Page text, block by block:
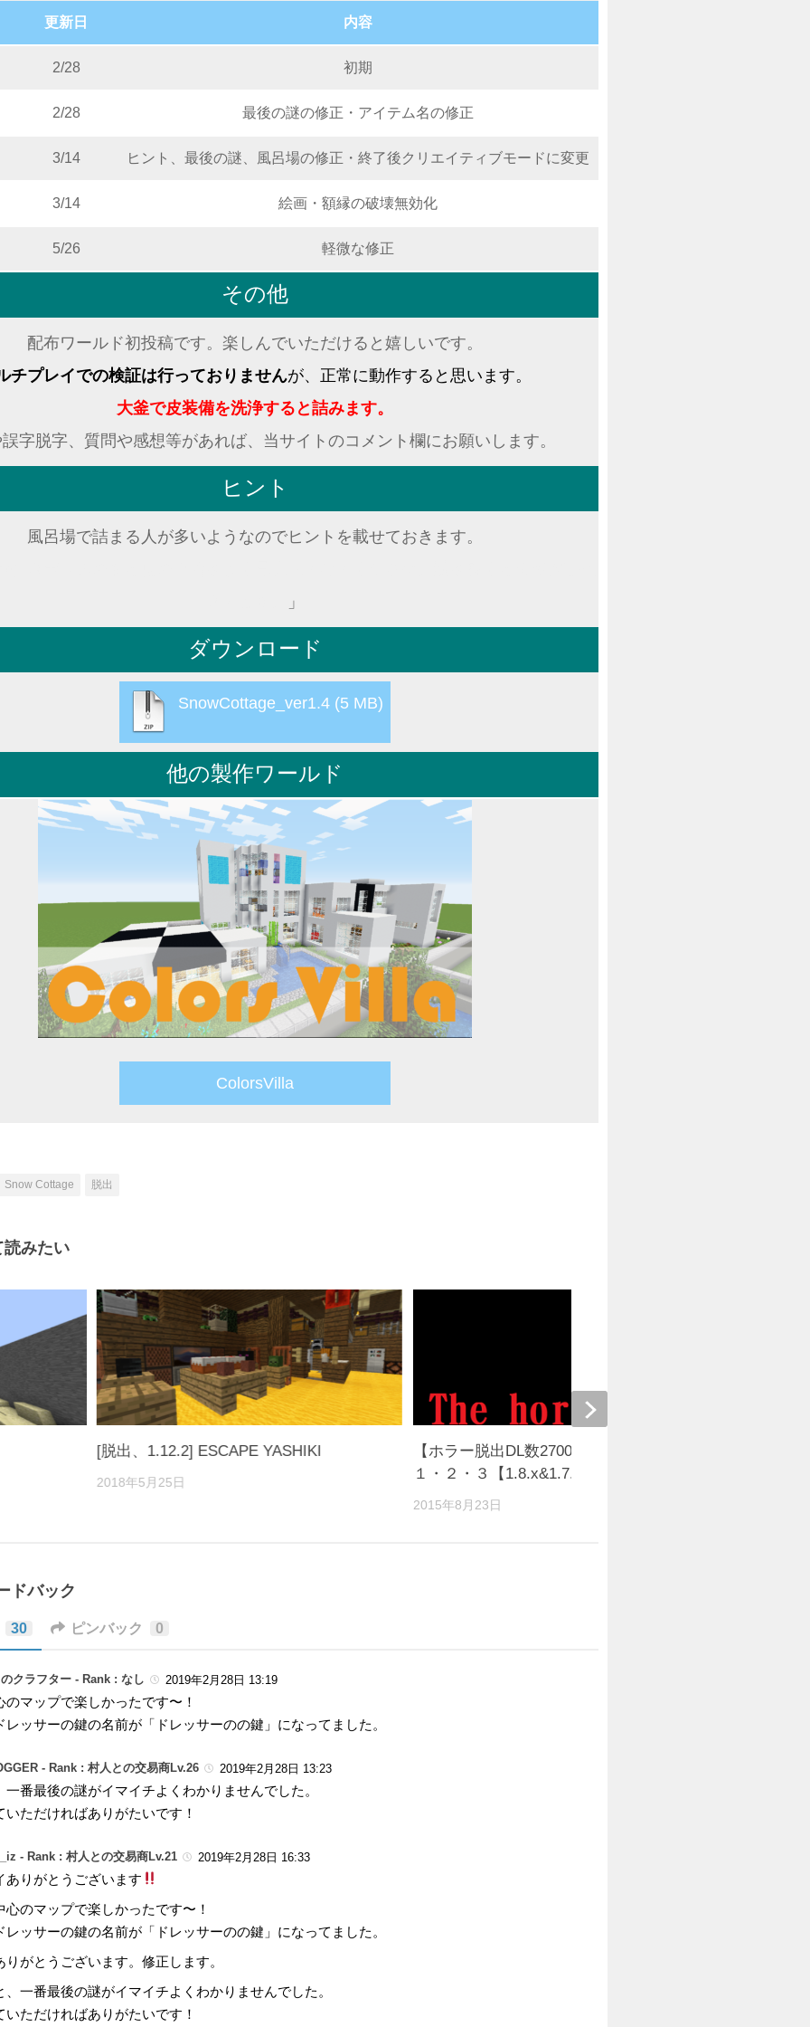
更新日 内容
2/28 初期
2/28 最後の謎の修正・アイテム名の修正
3/14 ヒント、最後の謎、風呂場の修正・終了後クリエイティブモードに変更
3/14 絵画・額縁の破壊無効化
5/26 軽微な修正
その他
配布ワールド初投稿です。楽しんでいただけると嬉しいです。
チプレイでの検証は行っておりませんが、正常に動作すると思います。
大釜で皮装備を洗浄すると詰みます。
字脱字、質問や感想等があれば、当サイトのコメント欄にお願いします。
ヒント
風呂場で詰まる人が多いようなのでヒントを載せておきます。
」
ダウンロード
SnowCottage_ver1.4
他の製作ワールド
ColorsVilla
Snow Cottage 脱出
読みたい
[脱出、1.12.2] ESCAPE YASHIKI
2018年5月25日
【ホラー脱出DL数2700突破】The Horror
１・２・３【1.8.x&1.7.x】
2015年8月23日
ドバック
30 ピンバック 0
クラフター - Rank : なし 2019年2月28日 13:19
のマップで楽しかったです〜！
レッサーの鍵の名前が「ドレッサーのの鍵」になってました。
- Rank : 村人との交易商Lv.26 2019年2月28日 13:23
一番最後の謎がイマイチよくわかりませんでした。
いただければありがたいです！
- Rank : 村人との交易商Lv.21 2019年2月28日 16:33
ありがとうございます
心のマップで楽しかったです〜！
レッサーの鍵の名前が「ドレッサーのの鍵」になってました。
りがとうございます。修正します。
、一番最後の謎がイマイチよくわかりませんでした。
いただければありがたいです！